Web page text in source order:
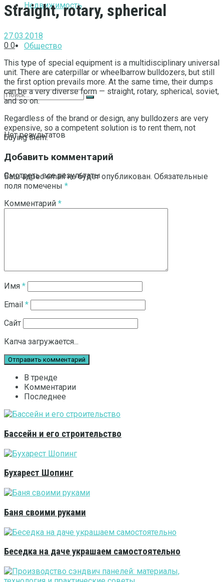
Недвижимость
Общество
Нет результатов
Смотреть все результаты
Straight, rotary, spherical
27.03.2018
0 0
This type of special equipment is a multidisciplinary universal
unit. There are caterpillar or wheelbarrow bulldozers, but still
the first option prevails more. At the same time, their dumps
can be a very diverse form — straight, rotary, spherical, soviet,
and so on.
Regardless of the brand or design, any bulldozers are very
expensive, so a competent solution is to rent them, not
buying them.
Добавить комментарий
Ваш адрес email не будет опубликован. Обязательные
поля помечены *
Комментарий *
Имя *
Email *
Сайт
Капча загружается...
В тренде
Комментарии
Последнее
Бассейн и его строительство
Бухарест Шопинг
Баня своими руками
Беседка на даче украшаем самостоятельно